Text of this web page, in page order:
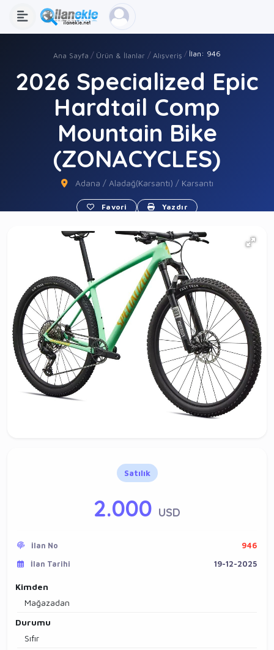
Ana Sayfa Ürün & İlanlar Alışveriş İlan: 946
2026 Specialized Epic
Hardtail Comp
Mountain Bike
(ZONACYCLES)
Adana / Aladağ(Karsantı) / Karsantı
Favori Yazdır
Satılık
2.000 USD
İlan No
946
İlan Tarihi
19-12-2025
Kimden
Mağazadan
Durumu
Sıfır